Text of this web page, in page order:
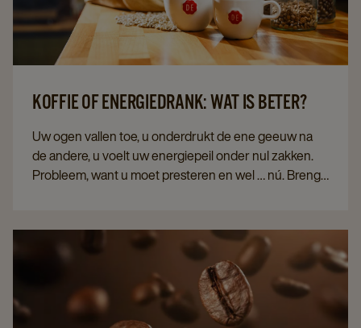
KOFFIE OF ENERGIEDRANK: WAT IS BETER?
Uw ogen vallen toe, u onderdrukt de ene geeuw na
de andere, u voelt uw energiepeil onder nul zakken.
Probleem, want u moet presteren en wel … nú. Brengt